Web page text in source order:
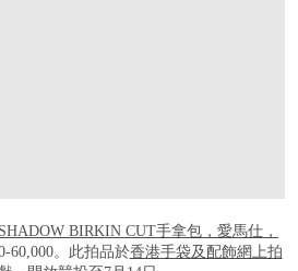
BIRKIN CUT手拿包，愛馬仕，
60,000。此拍品於香港手袋及配飾網上拍